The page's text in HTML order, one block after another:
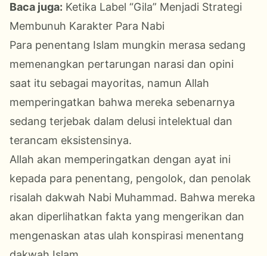
Baca juga: Ketika Label “Gila” Menjadi Strategi
Membunuh Karakter Para Nabi
Para penentang Islam mungkin merasa sedang
memenangkan pertarungan narasi dan opini
saat itu sebagai mayoritas, namun Allah
memperingatkan bahwa mereka sebenarnya
sedang terjebak dalam delusi intelektual dan
terancam eksistensinya.
Allah akan memperingatkan dengan ayat ini
kepada para penentang, pengolok, dan penolak
risalah dakwah Nabi Muhammad. Bahwa mereka
akan diperlihatkan fakta yang mengerikan dan
mengenaskan atas ulah konspirasi menentang